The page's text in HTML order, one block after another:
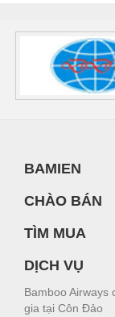
BAMIEN
CHÀO BÁN
TÌM MUA
DỊCH VỤ
Bamboo
gia tại Côn Đảo